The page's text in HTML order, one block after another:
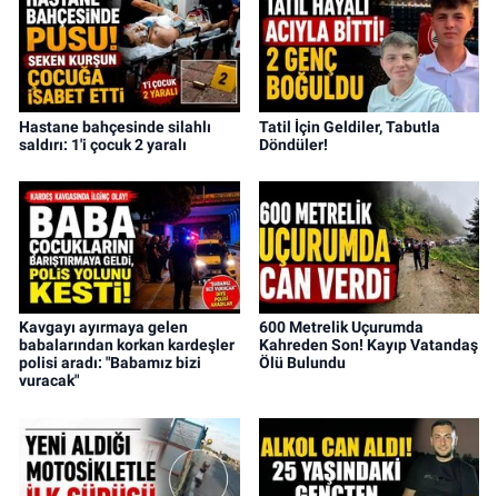
Hastane bahçesinde silahlı
saldırı: 1'i çocuk 2 yaralı
Tatil İçin Geldiler, Tabutla
Döndüler!
Kavgayı ayırmaya gelen
babalarından korkan kardeşler
polisi aradı: "Babamız bizi
vuracak"
600 Metrelik Uçurumda
Kahreden Son! Kayıp Vatandaş
Ölü Bulundu